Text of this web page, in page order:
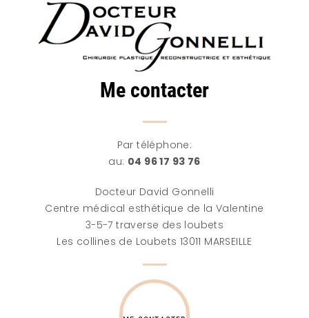
Me contacter
Par téléphone:
au: 04 96 17 93 76
Docteur David Gonnelli
Centre médical esthétique de la Valentine
3-5-7 traverse des loubets
Les collines de Loubets 13011 MARSEILLE